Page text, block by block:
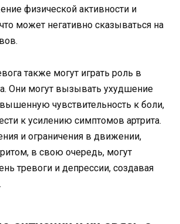
физической активности и
может негативно сказываться на
также могут играть роль в
Они могут вызывать ухудшение
чувствительность к боли,
к усилению симптомов артрита.
и ограничения в движении,
в свою очередь, могут
тревоги и депрессии, создавая